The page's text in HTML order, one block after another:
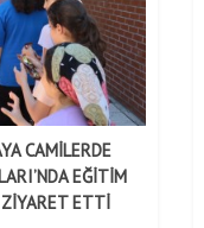
CAMİLERDE
EĞİTİM
ETTİ